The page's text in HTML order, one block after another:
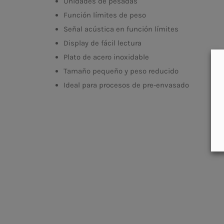
Función límites de peso
Señal acústica en función límites
Display de fácil lectura
Plato de acero inoxidable
Tamaño pequeño y peso reducido
Ideal para procesos de pre-envasado